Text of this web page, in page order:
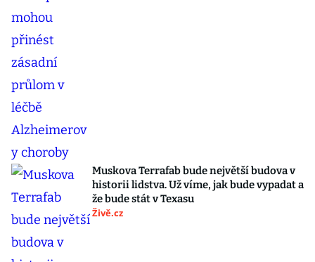
Muskova Terrafab bude největší budova v
historii lidstva. Už víme, jak bude vypadat a
že bude stát v Texasu
Živě.cz